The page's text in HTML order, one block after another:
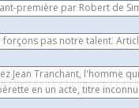
première par Robert de
forçons pas notre talent.
Jean Tranchant, l'homme
en un acte, titre